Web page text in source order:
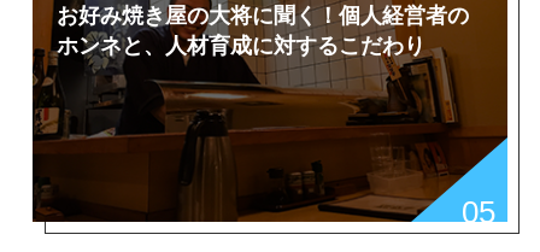
お好み焼き屋の大将に聞く！個人経営者の
ホンネと、人材育成に対するこだわり
05